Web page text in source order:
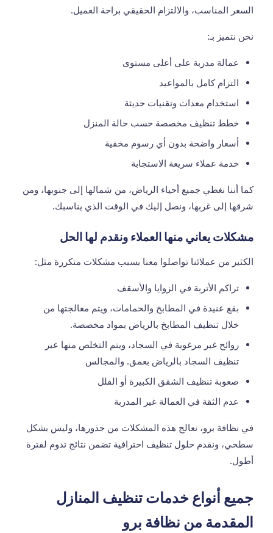
السعر المناسب، والالتزام الحقيقي براحة العميل.
نحن نتميز بـ:
عمالة مدربة على أعلى مستوى
التزام كامل بالمواعيد
استخدام معدات وتقنيات حديثة
خطط تنظيف مخصصة حسب حالة المنزل
أسعار واضحة بدون أي رسوم مخفية
خدمة عملاء سريعة الاستجابة
كما أننا نغطي جميع أحياء الرياض، من شمالها إلى جنوبها، ومن
شرقها إلى غربها، ونصل إليك في الوقت الذي يناسبك.
مشكلات يعاني منها العملاء ونقدم لها الحل
الكثير من عملائنا تواصلوا معنا بسبب مشكلات متكررة مثل:
تراكم الأتربة في الزوايا والأسقف
بقع عنيدة في المطابخ والحمامات، ويتم معالجتها من
خلال تنظيف المطابخ بالرياض بمواد مخصصة.
روائح غير مرغوبة في السجاد، ويتم التخلص منها عبر
تنظيف السجاد بالرياض بعمق. والمجالس
صعوبة تنظيف الشقق الكبيرة أو الفلل
عدم الثقة في العمالة غير المدربة
في نظافة برو، نعالج هذه المشكلات من جذورها، وليس بشكل
سطحي، ونقدم حلول تنظيف احترافية تضمن نتائج تدوم لفترة
أطول.
جميع أنواع خدمات تنظيف المنازل
المقدمة من نظافة برو